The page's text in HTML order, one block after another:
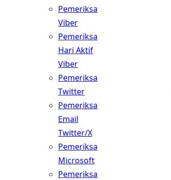
Pemeriksa
Viber
Pemeriksa
Hari Aktif
Viber
Pemeriksa
Twitter
Pemeriksa
Email
Twitter/X
Pemeriksa
Microsoft
Pemeriksa